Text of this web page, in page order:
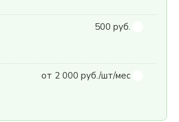
500 руб.
от 2 000 руб./шт/мес